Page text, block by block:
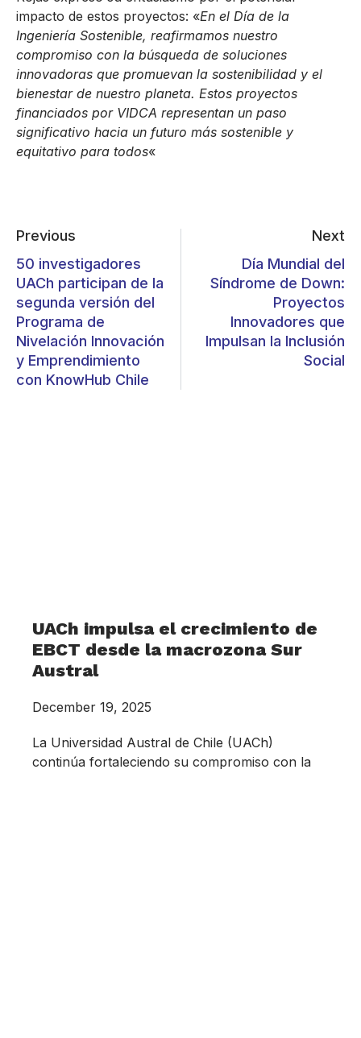
impacto de estos proyectos: «En el Día de la
Ingeniería Sostenible, reafirmamos nuestro
compromiso con la búsqueda de soluciones
innovadoras que promuevan la sostenibilidad y el
bienestar de nuestro planeta. Estos proyectos
financiados por VIDCA representan un paso
significativo hacia un futuro más sostenible y
equitativo para todos«
Previous
50 investigadores
UACh participan de la
segunda versión del
Programa de
Nivelación Innovación
y Emprendimiento
con KnowHub Chile
Next
Día Mundial del
Síndrome de Down:
Proyectos
Innovadores que
Impulsan la Inclusión
Social
UACh impulsa el crecimiento de
EBCT desde la macrozona Sur
Austral
December 19, 2025
La Universidad Austral de Chile (UACh)
continúa fortaleciendo su compromiso con la